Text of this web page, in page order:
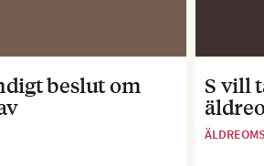
beslut om
S vill